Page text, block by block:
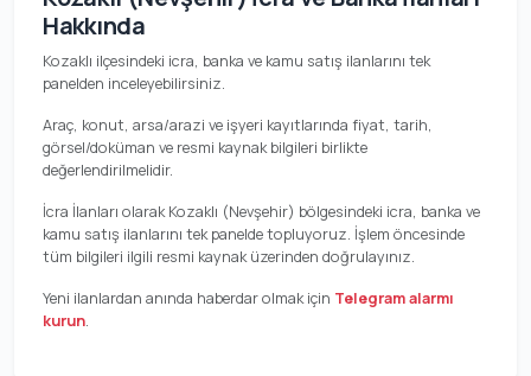
Hakkında
Kozaklı ilçesindeki icra, banka ve kamu satış ilanlarını tek
panelden inceleyebilirsiniz.
Araç, konut, arsa/arazi ve işyeri kayıtlarında fiyat, tarih,
görsel/doküman ve resmi kaynak bilgileri birlikte
değerlendirilmelidir.
İcra İlanları olarak Kozaklı (Nevşehir) bölgesindeki icra, banka ve
kamu satış ilanlarını tek panelde topluyoruz. İşlem öncesinde
tüm bilgileri ilgili resmi kaynak üzerinden doğrulayınız.
Yeni ilanlardan anında haberdar olmak için Telegram alarmı
kurun.